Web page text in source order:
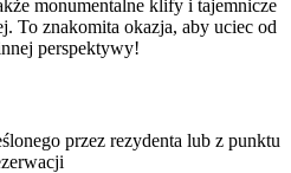
monumentalne klify i tajemnicze
To znakomita okazja, aby uciec od
perspektywy!
przez rezydenta lub z punktu